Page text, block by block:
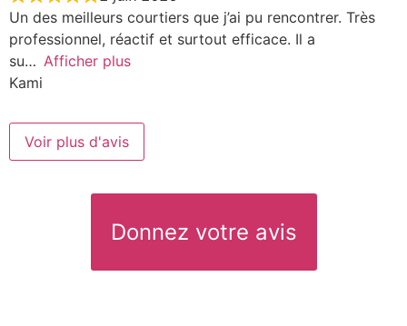
Un des meilleurs courtiers que j’ai pu rencontrer. Très
professionnel, réactif et surtout efficace. Il a
su
Afficher plus
Kami
Voir plus d'avis
Donnez votre avis